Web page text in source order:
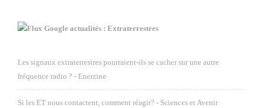
Google actualités : Extraterrestres
Les signaux extraterrestres pourraient-ils se cacher sur une autre
fréquence radio ? - Enerzine
Si les ET nous contactent, comment réagir? - Sciences et Avenir